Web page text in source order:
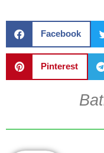
Facebook
Pinterest